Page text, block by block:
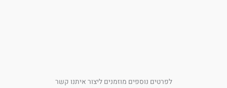
לפרטים נוספים מוזמנים ליצור איתנו קשר